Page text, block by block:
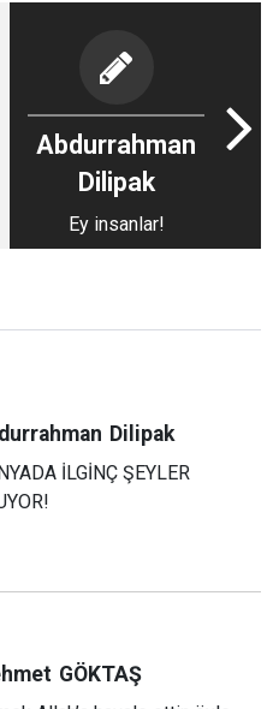
Abdurrahman
Dilipak
Ey insanlar!
Dilipak
İLGİNÇ ŞEYLER
GÖKTAŞ